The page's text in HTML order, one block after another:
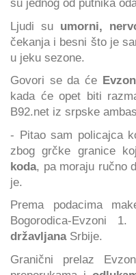
su jednog od putnika
Ljudi suumorni,
čekanja i besni što je
u jeku sezone.
Govori se da će
kada će opet biti
B92.net iz srpske
- Pitao sam policajca
zbog grčke granice
koda, pa moraju ručno
je.
Prema podacima
Bogorodica-
državljanaSrbije.
Granični prelaz